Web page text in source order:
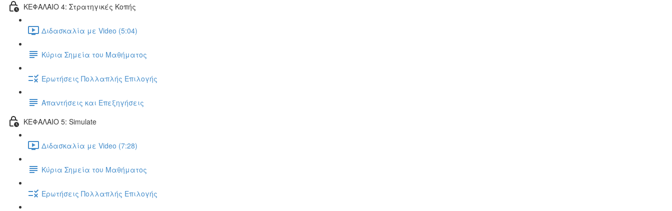
ΚΕΦΑΛΑΙΟ 4: Στρατηγικές Κοπής
Διδασκαλία με Video (5:04)
Κύρια Σημεία του Μαθήματος
Ερωτήσεις Πολλαπλής Επιλογής
Απαντήσεις και Επεξηγήσεις
ΚΕΦΑΛΑΙΟ 5: Simulate
Διδασκαλία με Video (7:28)
Κύρια Σημεία του Μαθήματος
Ερωτήσεις Πολλαπλής Επιλογής